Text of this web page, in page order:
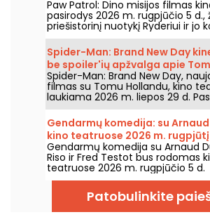
Paw Patrol: Dino misijos filmas
pasirodys 2026 m. rugpjūčio 5 d.,
priešistorinį nuotykį Ryderiui ir jo
Spider-Man: Brand New Day
be spoiler'ių apžvalga apie
grįžimą į Žmogų-Vorą
Spider-Man: Brand New Day,
filmas su Tomu Hollandu, kino
laukiama 2026 m. liepos 29 d.
mūsų apžvalgą!
Gendarmų komedija: su
kino teatruose 2026 m. rugpjūtį
Gendarmų komedija su Arnaud
Riso ir Fred Testot bus rodomas
teatruose 2026 m. rugpjūčio 5 d.
Patobulinkite